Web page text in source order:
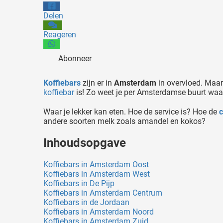
Delen
Reageren
Abonneer
Koffiebars zijn er in Amsterdam in overvloed.
koffiebaris! Zo weet je per Amsterdamse buurt
Waar je lekker kan eten. Hoe de service is? Hoe de
andere soorten melk zoals amandel en kokos?
Inhoudsopgave
Koffiebars in Amsterdam Oost
Koffiebars in Amsterdam West
Koffiebars in De Pijp
Koffiebars in Amsterdam Centrum
Koffiebars in de Jordaan
Koffiebars in Amsterdam Noord